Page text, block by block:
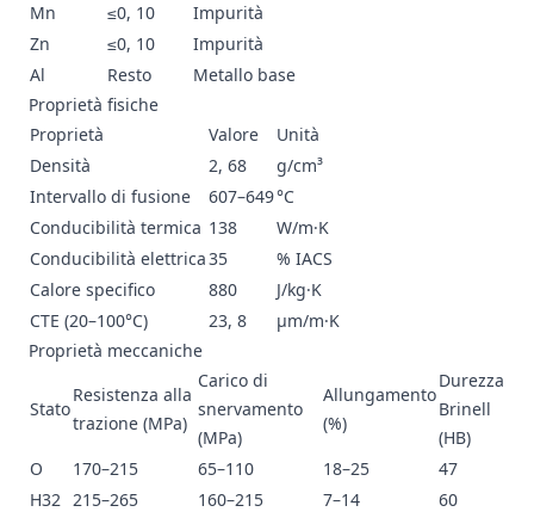
Mn
≤0, 10
Impurità
Zn
≤0, 10
Impurità
Al
Resto
Metallo base
Proprietà fisiche
Proprietà
Valore
Unità
Densità
2, 68
g/cm³
Intervallo di fusione
607–649°C
Conducibilità termica 138
W/m·K
Conducibilità elettrica35
% IACS
Calore specifico
880
J/kg·K
CTE (20–100°C)
23, 8
μm/m·K
Proprietà meccaniche
Stato
Resistenza alla
trazione (MPa)
Carico di
snervamento
(MPa)
Allungamento
(%)
Durezza
Brinell
(HB)
O
170–215 65–110 18–25
47
H32 215–265 160–215 7–14
60